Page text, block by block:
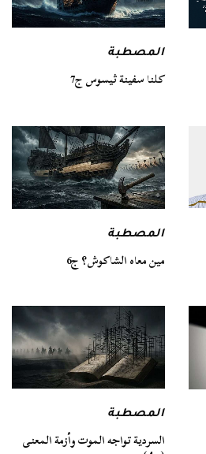
المصطبة
كلنا سفينة ثيسوس ج7
المصطبة
مين معاه الشاكوش؟ ج6
المصطبة
السردية تواجه الموت وأزمة المعنى